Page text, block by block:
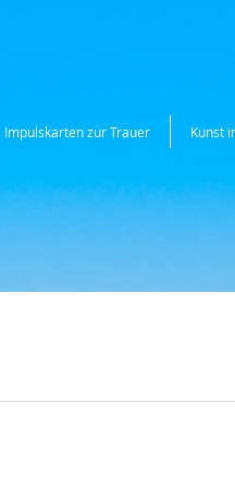
Impulskarten zur Trauer Kunst